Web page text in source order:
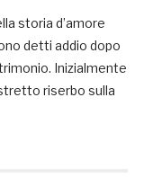
storia d’amore
detti addio dopo
Inizialmente
riserbo sulla